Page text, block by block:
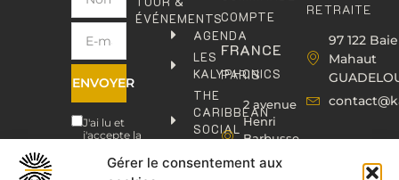
Gérer le consentement aux
ENVOYER
J'ai lu et
j'accepte la
confidentialité
ÉVÉNEMENTS
AGENDA
LES
KALYPHONICS
THE
CARIBBEAN
SOCIAL
KAFOLAB
FRANCE
PARIS
2 avenue
Henri
Barbusse,
93000
BOBIGNY
COMPTE
RETRAITE
97 122 Baie
Mahaut